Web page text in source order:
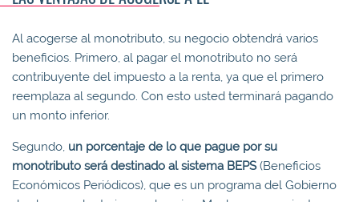
Al acogerse al monotributo, su negocio obtendrá varios
beneficios. Primero, al pagar el monotributo no será
contribuyente del impuesto a la renta, ya que el primero
reemplaza al segundo. Con esto usted terminará pagando
un monto inferior.
Segundo, un porcentaje de lo que pague por su
monotributo será destinado al sistema BEPS(Beneficios
Económicos Periódicos), que es un programa del Gobierno